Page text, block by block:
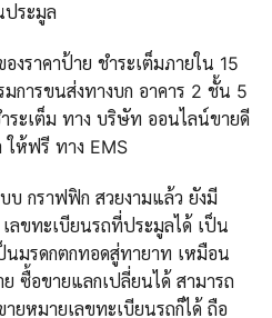
ประมูล
งราคาป้าย ชำระเต็มภายใน 15
มการขนส่งทางบก อาคาร 2 ชั้น 5
ระเต็ม ทาง บริษัท ออนไลน์ขายดี
ให้ฟรี ทาง EMS
บ กราฟฟิก สวยงามแล้ว ยังมี
ลขทะเบียนรถที่ประมูลได้ เป็น
นมรดกตกทอดสู่ทายาท เหมือน
ซื้อขายแลกเปลี่ยนได้ สามารถ
ยหมายเลขทะเบียนรถก็ได้ ถือ